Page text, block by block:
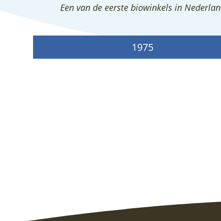
Een van de eerste biowinkels in
1975